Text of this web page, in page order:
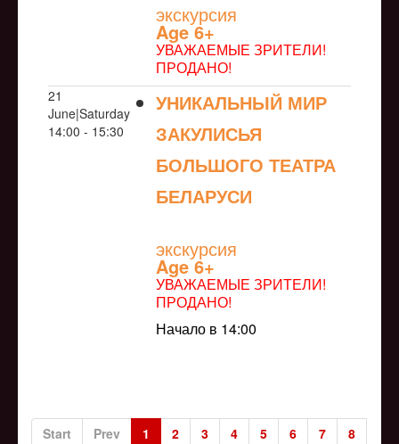
экскурсия
Age 6+
УВАЖАЕМЫЕ ЗРИТЕЛИ!
ПРОДАНО!
21
June|Saturday
14:00 - 15:30
УНИКАЛЬНЫЙ МИР
ЗАКУЛИСЬЯ
БОЛЬШОГО ТЕАТРА
БЕЛАРУСИ
экскурсия
Age 6+
УВАЖАЕМЫЕ ЗРИТЕЛИ!
ПРОДАНО!
Начало в 14:00
Start Prev 1 2 3 4 5 6 7
8